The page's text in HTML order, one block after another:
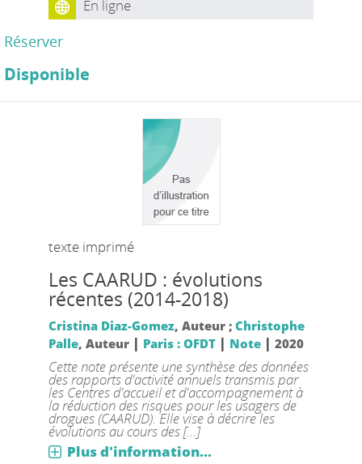
En ligne
Réserver
Disponible
texte imprimé
Les CAARUD : évolutions
récentes (2014-2018)
Cristina Diaz-Gomez, Auteur ; Christophe
Palle, Auteur | Paris : OFDT| Note| 2020
Cette note présente une synthèse des données
des rapports d'activité annuels transmis par
les Centres d'accueil et d'accompagnement à
la réduction des risques pour les usagers de
drogues (CAARUD). Elle vise à décrire les
évolutions au cours des [...]
Plus d'information...